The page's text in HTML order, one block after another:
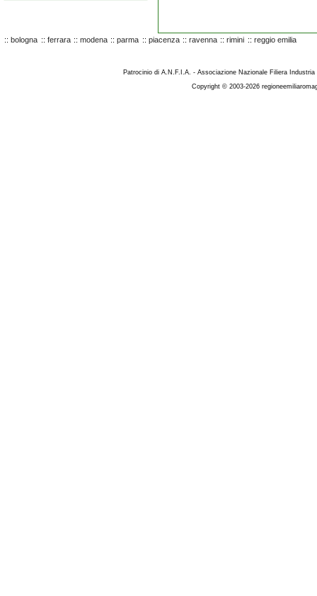
:: bologna :: ferrara :: modena :: parma :: piacenza :: ravenna :: rimini :: reggio emilia
Patrocinio di A.N.F.I.A. - Associazione Nazionale Filiera
Copyright © 2003-2026